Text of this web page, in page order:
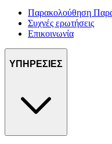
Παρακολούθηση
Συχνές ερωτήσεις
Επικοινωνία
ΥΠΗΡΕΣΙΕΣ